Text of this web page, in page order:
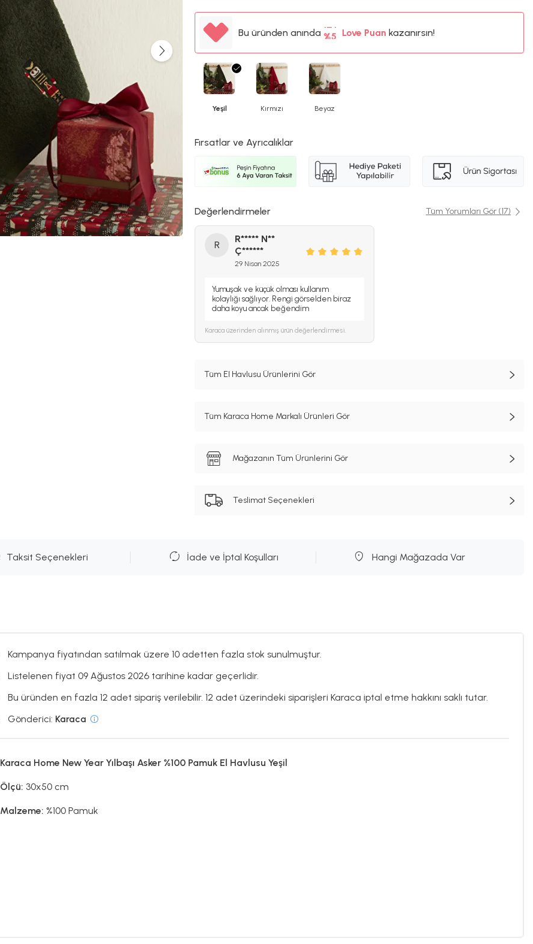
Bu üründen anında %5
%5
Love Puankazanırsın!
Yeşil Kırmızı Beyaz
Fırsatlar ve Ayrıcalıklar
Değerlendirmeler Tüm Yorumları Gör (17)
R
R***** N**
Ç******
29 Nisan 2025
Yumuşak ve küçük olması kullanım
kolaylığı sağlıyor. Rengi görselden biraz
daha koyu ancak beğendim
Karaca üzerinden alınmış ürün değerlendirmesi.
Tüm El Havlusu Ürünlerini Gör
Tüm Karaca Home Markalı Ürünleri Gör
Mağazanın Tüm Ürünlerini Gör
Teslimat Seçenekleri
Taksit Seçenekleri İade ve İptal Koşulları Hangi Mağazada Var
Kampanya fiyatından satılmak üzere 10 adetten fazla stok sunulmuştur.
Listelenen fiyat 09 Ağustos 2026 tarihine kadar geçerlidir.
Bu üründen en fazla 12 adet sipariş verilebilir. 12 adet üzerindeki siparişleri Karaca iptal etme hakkını saklı tutar.
Gönderici: Karaca
Karaca Home New Year Yılbaşı Asker %100 Pamuk El Havlusu Yeşil
Ölçü: 30x50 cm
Malzeme: %100 Pamuk